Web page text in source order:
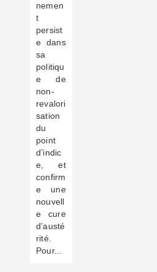
nemen
t
persist
e dans
sa
politiqu
e de
non-
revalori
sation
du
point
d’indic
e, et
confirm
e une
nouvell
e cure
d’austé
rité.
Pour...